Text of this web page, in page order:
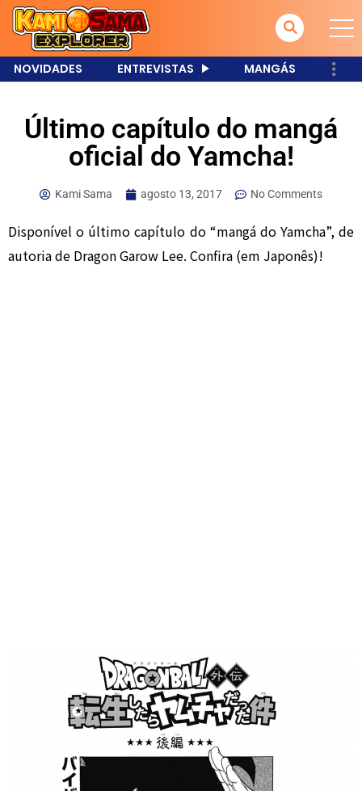
NOVIDADES ENTREVISTAS MANGÁS
Último capítulo do mangá
oficial do Yamcha!
Kami Sama agosto 13, 2017 No Comments
Disponível o último capítulo do “mangá do Yamcha”, de
autoria de Dragon Garow Lee. Confira (em Japonês)!